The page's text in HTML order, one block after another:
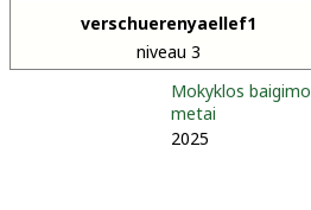
verschuerenyaellef1
niveau 3
Mokyklos baigimo
metai
2025